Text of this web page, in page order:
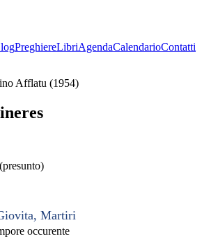
PreghiereLibriAgendaCalendarioContatti
Afflatu (1954)
(presunto)
Martiri
occurente